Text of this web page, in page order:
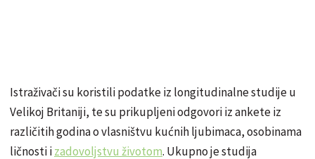
Istraživači su koristili podatke iz longitudinalne studije u
Velikoj Britaniji, te su prikupljeni odgovori iz ankete iz
različitih godina o vlasništvu kućnih ljubimaca, osobinama
ličnosti izadovoljstvu životom. Ukupno je studija